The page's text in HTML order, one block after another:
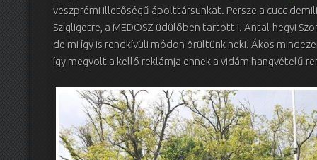
veszprémi illetőségű ápolttársunkat. Persze a cucc
Szigligetre, a MEDOSZ üdülőben tartott I. Antal-hegyi
de mi így is rendkívüli módon örültünk neki. Ákos
így megvolt a kellő reklámja ennek a vidám hangvételű